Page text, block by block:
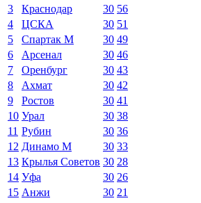
3
Краснодар 30 56
4
ЦСКА 30 51
5
Спартак М 30 49
6
Арсенал 30 46
7
Оренбург 30 43
8
Ахмат 30 42
9
Ростов 30 41
10 Урал 30 38
11 Рубин 30 36
12 Динамо М 30 33
13 Крылья Советов 30 28
14 Уфа 30 26
15 Анжи 30 21